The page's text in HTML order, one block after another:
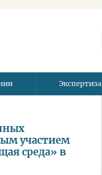
Экспертиза
участием
среда» в